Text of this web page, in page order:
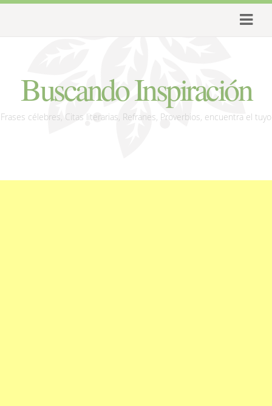
Buscando Inspiración
Frases célebres, Citas literarias, Refranes, Proverbios, encuentra el tuyo